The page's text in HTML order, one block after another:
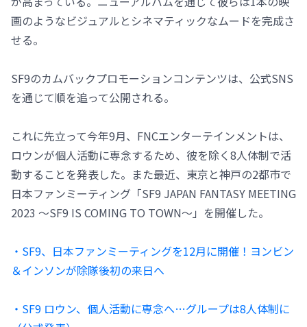
画のようなビジュアルとシネマティックなムードを完成さ
せる。
SF9のカムバックプロモーションコンテンツは、公式SNS
を通じて順を追って公開される。
これに先立って今年9月、FNCエンターテインメントは、
ロウンが個人活動に専念するため、彼を除く8人体制で活
動することを発表した。また最近、東京と神戸の2都市で
日本ファンミーティング「SF9 JAPAN FANTASY MEETING
2023 ～SF9 IS COMING TO TOWN～」を開催した。
・SF9、日本ファンミーティングを12月に開催！ヨンビン
＆インソンが除隊後初の来日へ
・SF9 ロウン、個人活動に専念へ…グループは8人体制に